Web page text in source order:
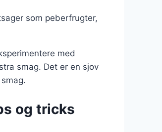
som peberfrugter,
med
smag. Det er en sjov
og tricks